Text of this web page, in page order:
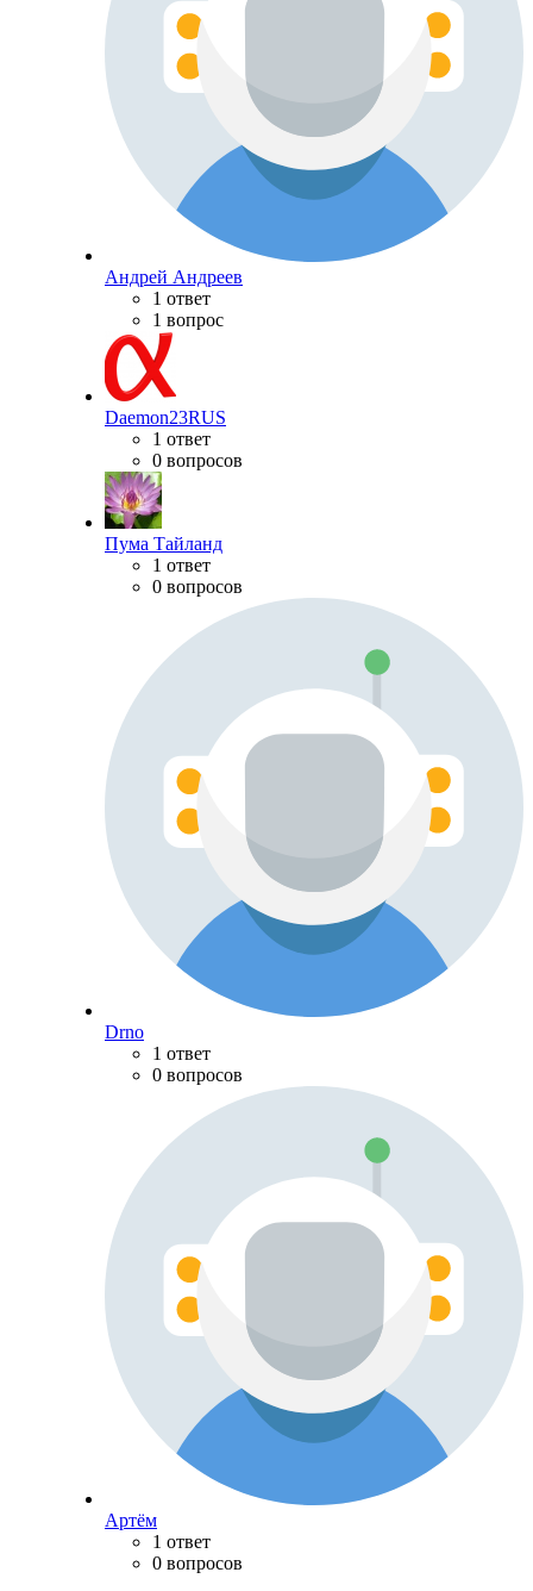
Андрей Андреев
1 ответ
1 вопрос
Daemon23RUS
1 ответ
0 вопросов
Пума Тайланд
1 ответ
0 вопросов
Drno
1 ответ
0 вопросов
Артём
1 ответ
0 вопросов